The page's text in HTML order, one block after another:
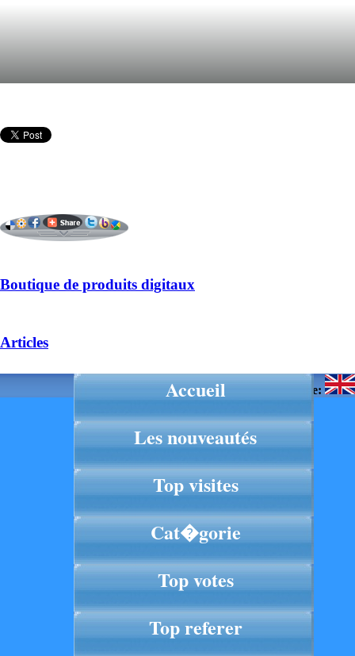
Boutique de produits digitaux
Articles
Langue:
Accueil
Les nouveautés
Top visites
Cat�gorie
Top votes
Top referer